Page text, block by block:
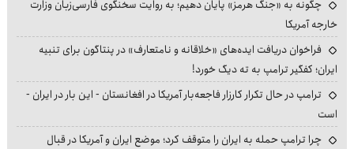
چگونه به «جنگ هرمز» پایان دهیم؛ به روایت سخنگوی فارسی‌زبان وزارت
خارجه آمریکا
فراخوان دریافت ایده‌های «خلاقانه و نامتعارف» در پنتاگون برای تنبیه
ایران؛ کفگیر ترامپ به ته دیگ خورد!
ترامپ در حال تکرار کارزار فاجعه‌بار آمریکا در افغانستان - این بار در ایران -
است
چرا ترامپ حمله به ایران را متوقف کرد؛ موضع ایران و آمریکا در قبال